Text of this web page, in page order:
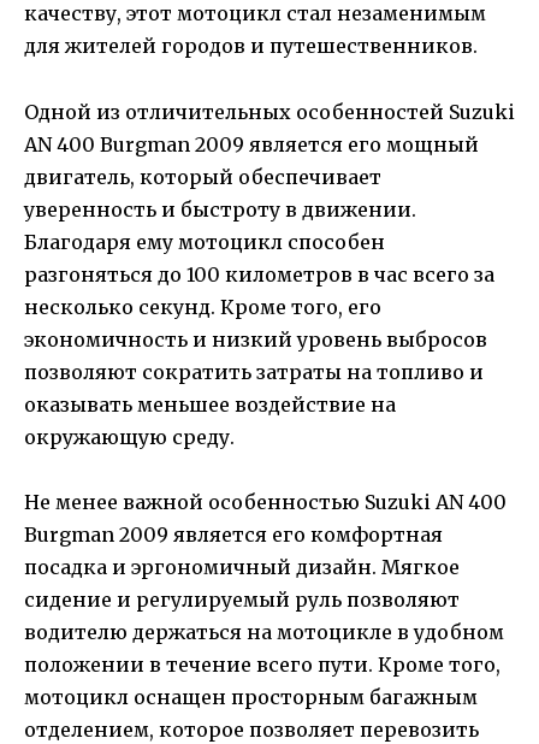
качеству, этот мотоцикл стал незаменимым
для жителей городов и путешественников.
Одной из отличительных особенностей Suzuki
AN 400 Burgman 2009 является его мощный
двигатель, который обеспечивает
уверенность и быстроту в движении.
Благодаря ему мотоцикл способен
разгоняться до 100 километров в час всего за
несколько секунд. Кроме того, его
экономичность и низкий уровень выбросов
позволяют сократить затраты на топливо и
оказывать меньшее воздействие на
окружающую среду.
Не менее важной особенностью Suzuki AN 400
Burgman 2009 является его комфортная
посадка и эргономичный дизайн. Мягкое
сидение и регулируемый руль позволяют
водителю держаться на мотоцикле в удобном
положении в течение всего пути. Кроме того,
мотоцикл оснащен просторным багажным
отделением, которое позволяет перевозить